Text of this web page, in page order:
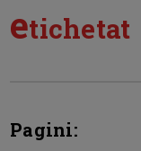
etichetat
Pagini: